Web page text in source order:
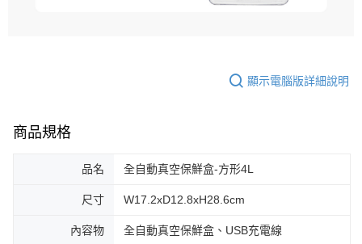
顯示電腦版詳細說明
商品規格
品名 全自動真空保鮮盒-方形4L
尺寸 W17.2xD12.8xH28.6cm
內容物 全自動真空保鮮盒、USB充電線